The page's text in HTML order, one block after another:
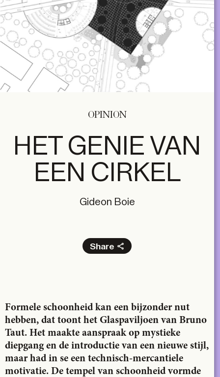
OPINION
HET GENIE VAN
EEN CIRKEL
Gideon Boie
Share
Email
Formele schoonheid kan een bijzonder nut
hebben, dat toont het Glaspaviljoen van Bruno
Taut. Het maakte aanspraak op mystieke
diepgang en de introductie van een nieuwe stijl,
maar had in se een technisch-mercantiele
motivatie. De tempel van schoonheid vormde